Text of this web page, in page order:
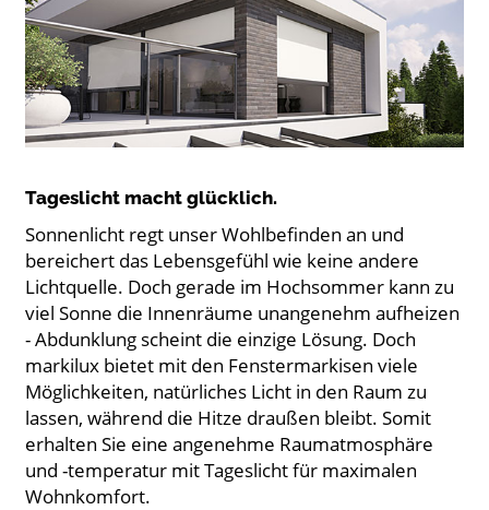
Tageslicht macht glücklich.
Sonnenlicht regt unser Wohlbefinden an und
bereichert das Lebensgefühl wie keine andere
Lichtquelle. Doch gerade im Hochsommer kann zu
viel Sonne die Innenräume unangenehm aufheizen
- Abdunklung scheint die einzige Lösung. Doch
markilux bietet mit den Fenstermarkisen viele
Möglichkeiten, natürliches Licht in den Raum zu
lassen, während die Hitze draußen bleibt. Somit
erhalten Sie eine angenehme Raumatmosphäre
und -temperatur mit Tageslicht für maximalen
Wohnkomfort.